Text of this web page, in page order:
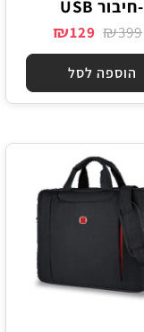
-חיבור USB
₪399
₪129
הוספה לסל